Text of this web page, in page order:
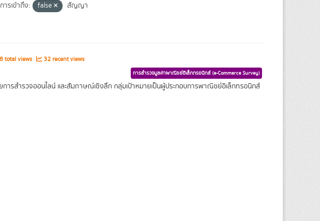
การเข้าถึง: false
สัญญา
total views 32 recent views
การสำรวจมูลค่าพาณิชย์อิเล็กทรอนิกส์ (e-Commerce Survey)
ารสำรวจออนไลน์ และสัมภาษณ์เชิงลึก กลุ่มเป้าหมายเป็นผู้ประกอบการพาณิชย์อิเล็กทรอนิกส์